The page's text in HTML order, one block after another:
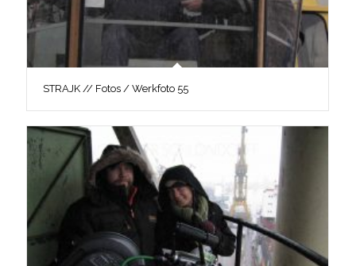
STRAJK // Fotos / Werkfoto 55